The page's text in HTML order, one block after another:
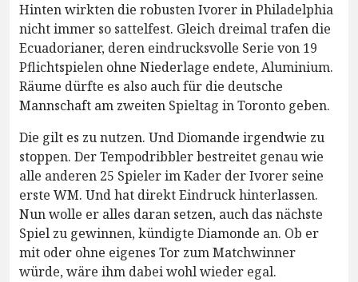
Hinten wirkten die robusten Ivorer in Philadelphia
nicht immer so sattelfest. Gleich dreimal trafen die
Ecuadorianer, deren eindrucksvolle Serie von 19
Pflichtspielen ohne Niederlage endete, Aluminium.
Räume dürfte es also auch für die deutsche
Mannschaft am zweiten Spieltag in Toronto geben.
Die gilt es zu nutzen. Und Diomande irgendwie zu
stoppen. Der Tempodribbler bestreitet genau wie
alle anderen 25 Spieler im Kader der Ivorer seine
erste WM. Und hat direkt Eindruck hinterlassen.
Nun wolle er alles daran setzen, auch das nächste
Spiel zu gewinnen, kündigte Diamonde an. Ob er
mit oder ohne eigenes Tor zum Matchwinner
würde, wäre ihm dabei wohl wieder egal.